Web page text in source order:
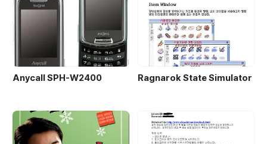
Anycall SPH-W2400 Ragnarok State Simulator